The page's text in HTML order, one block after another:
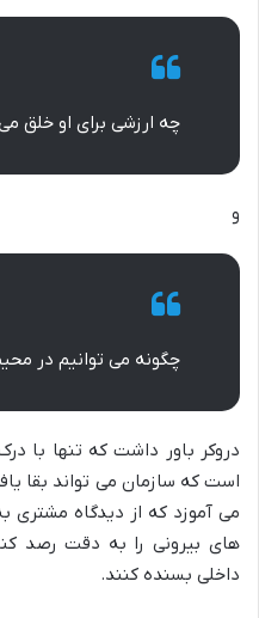
چه ارزشی برای او خلق
و
چگونه می توانیم در
دروکر باور داشت که تنها با
است که سازمان می تواند بقا
می آموزد که از دیدگاه مشتری
های بیرونی را به دقت رصد
داخلی بسنده کنند.